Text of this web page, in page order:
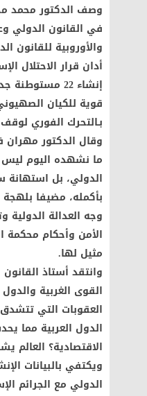
وصف الدكتور محمد
في القانون الدولي
والأوروبية للقانون
أدان قرار الاحتلال
إنشاء 22
قوية للكيان
بـالتحرك الفوري
وقال الدكتور
ما نشهده اليوم ليس
الدولي، بل استهانة
بأكمله، مضيفا
وجه العدالة
الأمن وأحكام محكمة
مثيل لها.
وانتقد أستاذ
القوى الغربية والدول
العقوبات التي
الدول العربية مما
الاقتصادية؟
ويكتفي بالبيانات
الدولي مع الجرائم